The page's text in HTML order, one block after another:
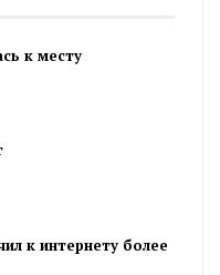
к месту
к интернету более